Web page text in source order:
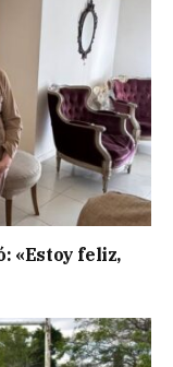
«Estoy feliz,